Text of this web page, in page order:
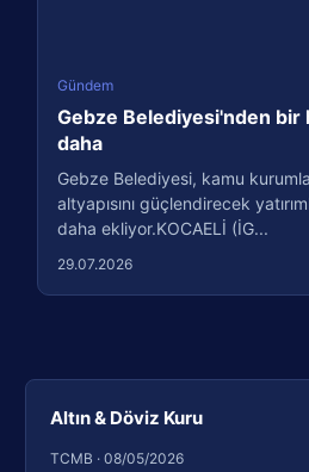
Altın & Döviz Kuru
TCMB · 08/05/2026
Gündem
Gebze Belediyesi'nden bir
daha
Gebze Belediyesi, kamu
altyapısını güçlendirecek
daha ekliyor.KOCAELİ (İG...
29.07.2026